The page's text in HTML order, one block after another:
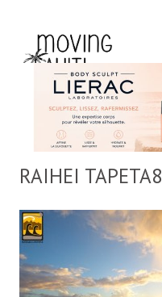
RAIHEI TAPETA8